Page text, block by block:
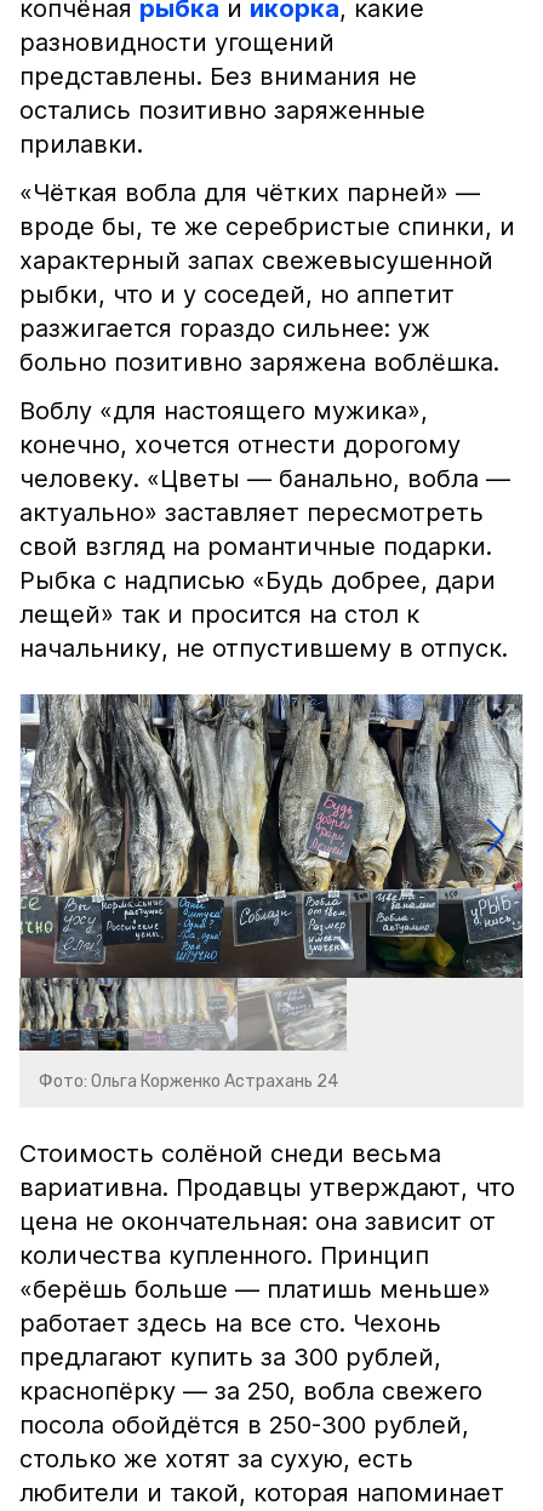
копчёная рыбка и икорка, какие
разновидности угощений
представлены. Без внимания не
остались позитивно заряженные
прилавки.
«Чёткая вобла для чётких парней» —
вроде бы, те же серебристые спинки, и
характерный запах свежевысушенной
рыбки, что и у соседей, но аппетит
разжигается гораздо сильнее: уж
больно позитивно заряжена воблёшка.
Воблу «для настоящего мужика»,
конечно, хочется отнести дорогому
человеку. «Цветы — банально, вобла —
актуально» заставляет пересмотреть
свой взгляд на романтичные подарки.
Рыбка с надписью «Будь добрее, дари
лещей» так и просится на стол к
начальнику, не отпустившему в отпуск.
Фото: Ольга Корженко Астрахань 24
Стоимость солёной снеди весьма
вариативна. Продавцы утверждают, что
цена не окончательная: она зависит от
количества купленного. Принцип
«берёшь больше — платишь меньше»
работает здесь на все сто. Чехонь
предлагают купить за 300 рублей,
краснопёрку — за 250, вобла свежего
посола обойдётся в 250-300 рублей,
столько же хотят за сухую, есть
любители и такой, которая напоминает